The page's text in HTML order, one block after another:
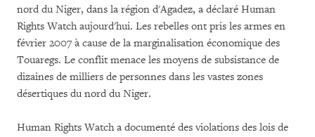
nord du Niger, dans la région d'Agadez, a déclaré Human
Rights Watch aujourd'hui. Les rebelles ont pris les armes en
février 2007 à cause de la marginalisation économique des
Touaregs. Le conflit menace les moyens de subsistance de
dizaines de milliers de personnes dans les vastes zones
désertiques du nord du Niger.
Human Rights Watch a documenté des violations des lois de